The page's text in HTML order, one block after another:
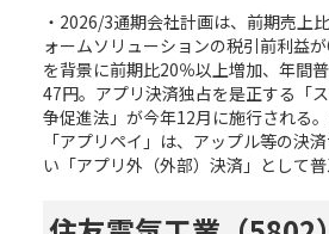
・2026/3通期会社計画は、前期売上
ォームソリューションの税引前利益
を背景に前期比20％以上増加、年間
47円。アプリ決済独占を是正する「
争促進法」が今年12月に施行される
「アプリペイ」は、アップル等の決
い「アプリ外（外部）決済」として普